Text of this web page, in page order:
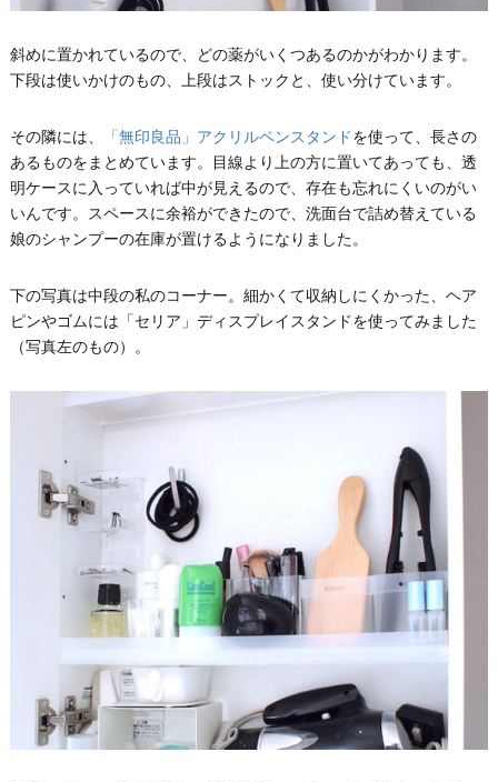
斜めに置かれているので、どの薬がいくつあるのかがわかります。
下段は使いかけのもの、上段はストックと、使い分けています。
その隣には、 「無印良品」アクリルペンスタンドを使って、長さの
あるものをまとめています。目線より上の方に置いてあっても、透
明ケースに入っていれば中が見えるので、存在も忘れにくいのがい
いんです。スペースに余裕ができたので、洗面台で詰め替えている
娘のシャンプーの在庫が置けるようになりました。
下の写真は中段の私のコーナー。細かくて収納しにくかった、ヘア
ピンやゴムには「セリア」ディスプレイスタンドを使ってみました
（写真左のもの）。